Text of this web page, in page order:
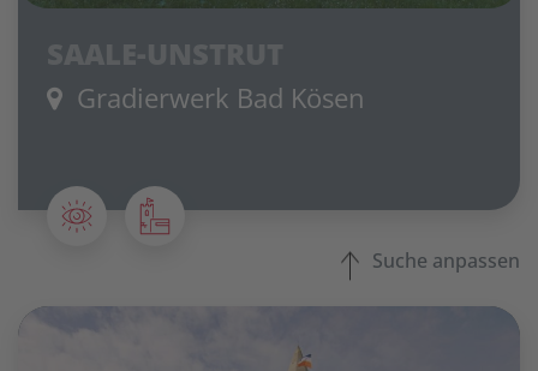
Gradierwerk Bad Kösen
Suche anpassen